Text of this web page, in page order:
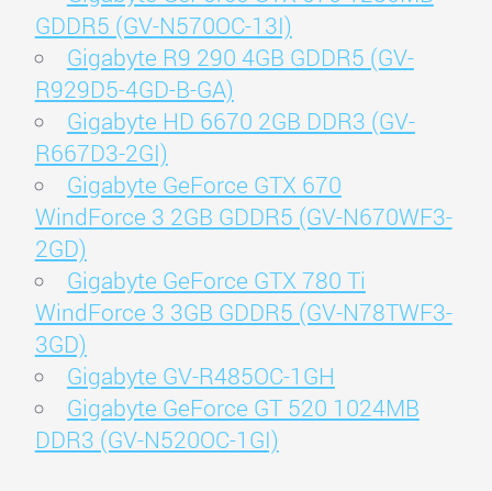
GDDR5 (GV-N570OC-13I)
Gigabyte R9 290 4GB GDDR5 (GV-
R929D5-4GD-B-GA)
Gigabyte HD 6670 2GB DDR3 (GV-
R667D3-2GI)
Gigabyte GeForce GTX 670
WindForce 3 2GB GDDR5 (GV-N670WF3-
2GD)
Gigabyte GeForce GTX 780 Ti
WindForce 3 3GB GDDR5 (GV-N78TWF3-
3GD)
Gigabyte GV-R485OC-1GH
Gigabyte GeForce GT 520 1024MB
DDR3 (GV-N520OC-1GI)